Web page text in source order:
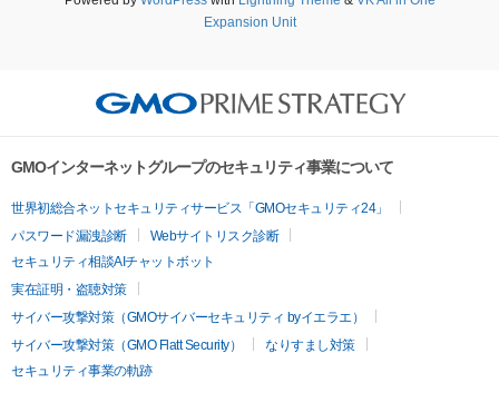
Expansion Unit
GMOインターネットグループのセキュリティ事業について
世界初総合ネットセキュリティサービス「GMOセキュリティ24」
パスワード漏洩診断
Webサイトリスク診断
セキュリティ相談AIチャットボット
実在証明・盗聴対策
サイバー攻撃対策（GMOサイバーセキュリティ byイエラエ）
サイバー攻撃対策（GMO Flatt Security）
なりすまし対策
セキュリティ事業の軌跡